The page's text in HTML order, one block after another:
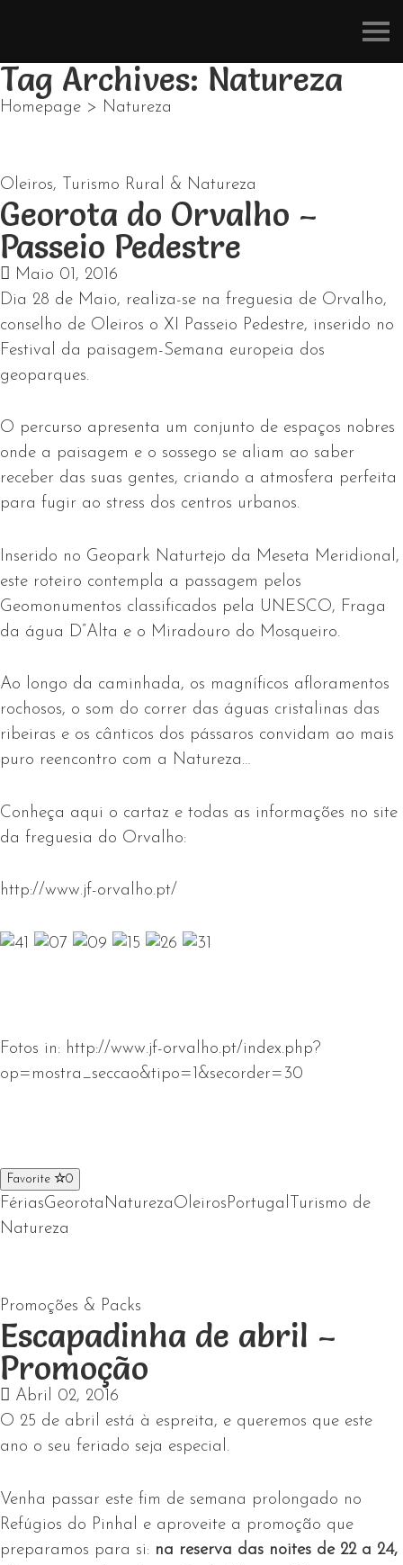
Pinhal
Tag Archives: Natureza
Homepage > Natureza
Oleiros, Turismo Rural & Natureza
Georota do Orvalho –
Passeio Pedestre
Maio 01, 2016
Dia 28 de Maio, realiza-se na freguesia de Orvalho,
conselho de Oleiros o XI Passeio Pedestre, inserido no
Festival da paisagem-Semana europeia dos
geoparques.
O percurso apresenta um conjunto de espaços nobres
onde a paisagem e o sossego se aliam ao saber
receber das suas gentes, criando a atmosfera perfeita
para fugir ao stress dos centros urbanos.
Inserido no Geopark Naturtejo da Meseta Meridional,
este roteiro contempla a passagem pelos
Geomonumentos classificados pela UNESCO, Fraga
da água D”Alta e o Miradouro do Mosqueiro.
Ao longo da caminhada, os magníficos afloramentos
rochosos, o som do correr das águas cristalinas das
ribeiras e os cânticos dos pássaros convidam ao mais
puro reencontro com a Natureza…
Conheça aqui o cartaz e todas as informações no site
da freguesia do Orvalho:
http://www.jf-orvalho.pt/
Fotos in: http://www.jf-orvalho.pt/index.php?
op=mostra_seccao&tipo=1&secorder=30
Favorite 0
FériasGeorota NaturezaOleirosPortugal Turismo de
Natureza
Promoções & Packs
Escapadinha de abril –
Promoção
Abril 02, 2016
O 25 de abril está à espreita, e queremos que este
ano o seu feriado seja especial.
Venha passar este fim de semana prolongado no
Refúgios do Pinhal e aproveite a promoção que
preparamos para si: na reserva das noites de 22 a 24,